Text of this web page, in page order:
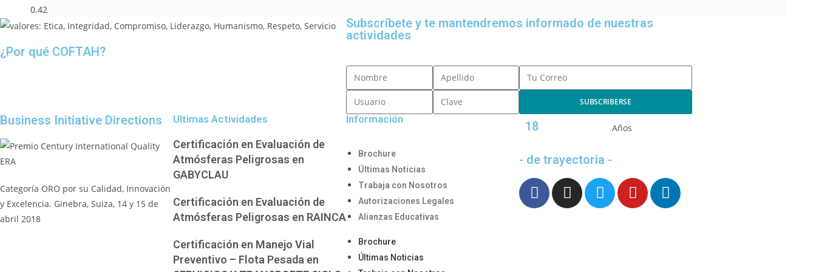
¿Por qué COFTAH?
Subscríbete y te mantendremos informado de nuestras
actividades
SUBSCRIBERSE
Business Initiative Directions
Categoría ORO por su Calidad, Innovación
y Excelencia. Ginebra, Suiza, 14 y 15 de
abril 2018
Ultimas Actividades
Certificación en Evaluación de
Atmósferas Peligrosas en
GABYCLAU
Certificación en Evaluación de
Atmósferas Peligrosas en RAINCA
Certificación en Manejo Vial
Preventivo – Flota Pesada en
Información
Brochure
Últimas Noticias
Trabaja con Nosotros
Autorizaciones Legales
Alianzas Educativas
Brochure
Últimas Noticias
18 Años
- de trayectoria -